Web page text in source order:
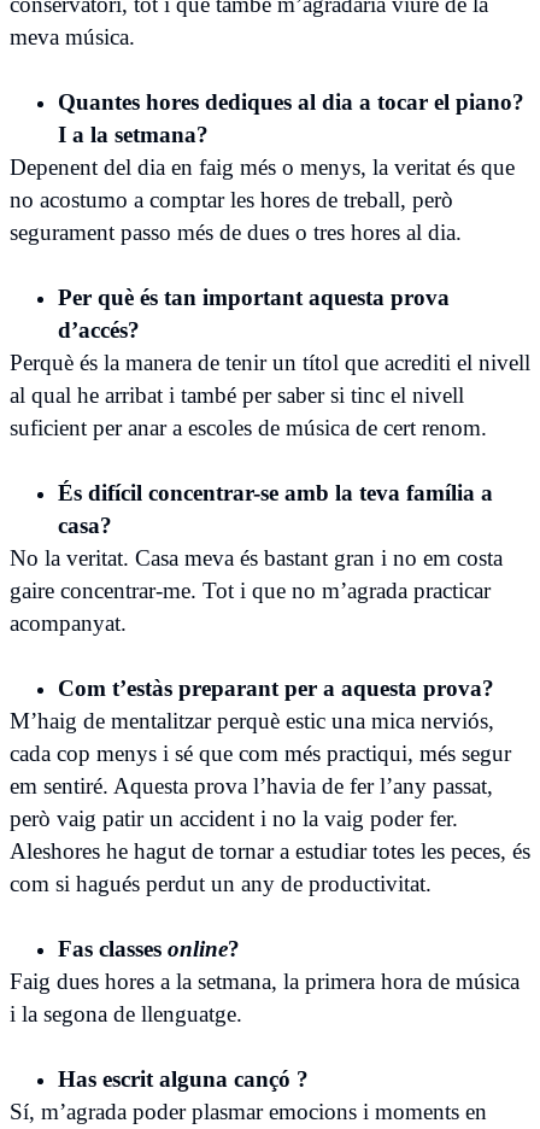
conservatori, tot i que també m’agradaria viure de la
meva música.
Quantes hores dediques al dia a tocar el piano?
I a la setmana?
Depenent del dia en faig més o menys, la veritat és que
no acostumo a comptar les hores de treball, però
segurament passo més de dues o tres hores al dia.
Per què és tan important aquesta prova
d’accés?
Perquè és la manera de tenir un títol que acrediti el nivell
al qual he arribat i també per saber si tinc el nivell
suficient per anar a escoles de música de cert renom.
És difícil concentrar-se amb la teva família a
casa?
No la veritat. Casa meva és bastant gran i no em costa
gaire concentrar-me. Tot i que no m’agrada practicar
acompanyat.
Com t’estàs preparant per a aquesta prova?
M’haig de mentalitzar perquè estic una mica nerviós,
cada cop menys i sé que com més practiqui, més segur
em sentiré. Aquesta prova l’havia de fer l’any passat,
però vaig patir un accident i no la vaig poder fer.
Aleshores he hagut de tornar a estudiar totes les peces, és
com si hagués perdut un any de productivitat.
Fas classes online?
Faig dues hores a la setmana, la primera hora de música
i la segona de llenguatge.
Has escrit alguna cançó ?
Sí, m’agrada poder plasmar emocions i moments en